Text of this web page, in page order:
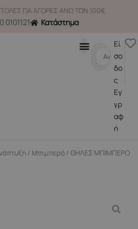
ΓΙΑ ΑΓΟΡΕΣ ΑΝΩ ΤΩΝ 100€
0101121 Κατάστημα
Search
Εί
σο
δο
ς
Εγ
γρ
αφ
ή
/ Μπιμπερό / ΘΗΛΕΣ ΜΠΙΜΠΕΡΟ